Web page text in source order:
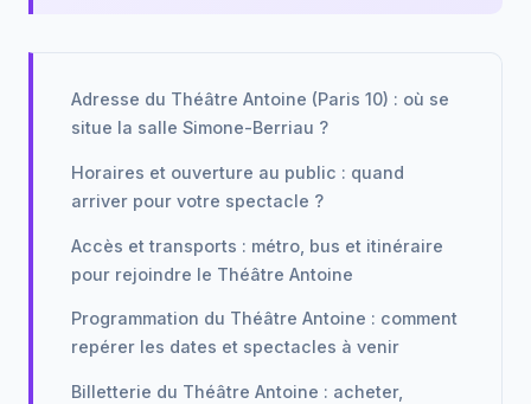
Adresse du Théâtre Antoine (Paris 10) : où se
situe la salle Simone-Berriau ?
Horaires et ouverture au public : quand
arriver pour votre spectacle ?
Accès et transports : métro, bus et itinéraire
pour rejoindre le Théâtre Antoine
Programmation du Théâtre Antoine : comment
repérer les dates et spectacles à venir
Billetterie du Théâtre Antoine : acheter,